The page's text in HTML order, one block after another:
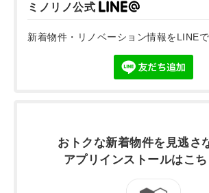
ミノリノ公式
新着物件・リノベーション情報をLINEで
おトクな新着物件を 見逃さ
アプリインストールはこ